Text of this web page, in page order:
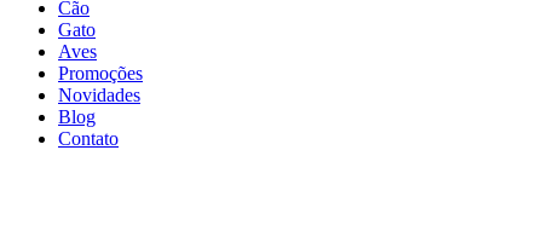
Cão
Gato
Aves
Promoções
Novidades
Blog
Contato